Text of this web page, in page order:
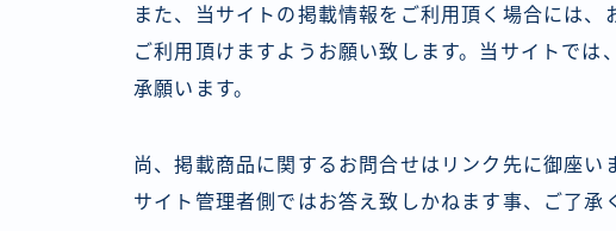
また、当サイトの掲載情報をご利用頂く場合には、
ご利用頂けますようお願い致します。当サイトでは
承願います。
尚、掲載商品に関するお問合せはリンク先に御座い
サイト管理者側ではお答え致しかねます事、ご了承